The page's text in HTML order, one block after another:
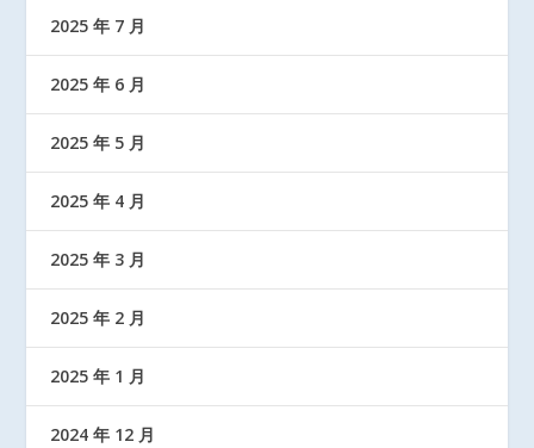
2025 年 7 月
2025 年 6 月
2025 年 5 月
2025 年 4 月
2025 年 3 月
2025 年 2 月
2025 年 1 月
2024 年 12 月